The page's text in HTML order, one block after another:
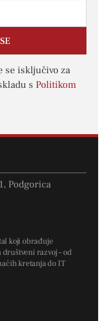
se isključivo za
s Politikom
Podgorica
koji obrađuje
razvoj – od
kretanja do IT